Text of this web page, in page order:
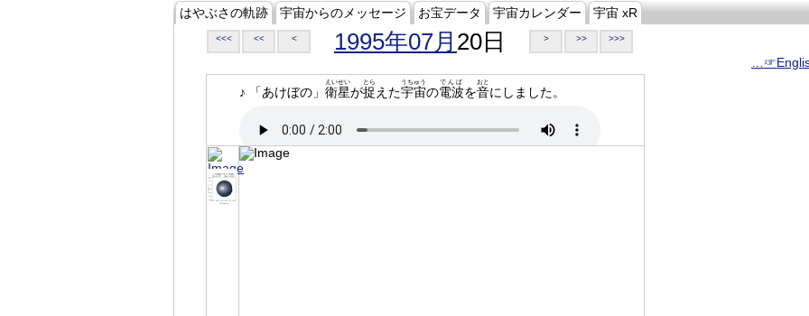
はやぶさの軌跡 宇宙からのメッセージ お宝データ 宇宙カレンダー 宇宙 xR
<<< << < 1995年07月 20日 > >> >>>
♪ 「あけぼの」 衛星
えいせい
が捉
とら
えた宇宙
うちゅう
の電波
でんぱ
を音
おと
にしました。